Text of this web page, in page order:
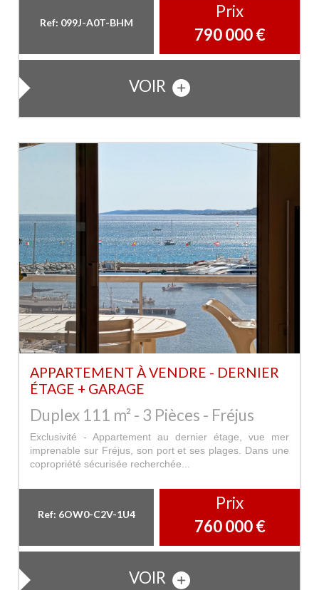
Ref: 099J-A0T-BHM
Prix
790 000 €
VOIR
APPARTEMENT À VENDRE - DERNIER
ÉTAGE + GARAGE
Duplex 111 m² - 3 Pièces - Fréjus
Exclusivité - Appartement au dernier étage, vue mer
imprenable sur Fréjus, son port et ses plages. Dans une
copropriété sécurisée recherchée...
Ref: 6OW0-C2V-1U4
Prix
760 000 €
VOIR